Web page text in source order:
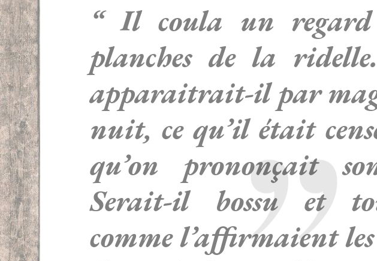
“ Il coula un regard
planches de la
apparaitrait-il par
nuit, ce qu’il était
qu’on prononçait
Serait-il bossu et
comme l’affirmaient les